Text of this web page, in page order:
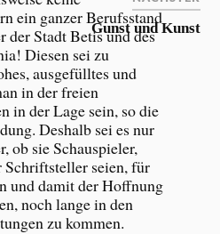
ein ganzer Berufsstand
der Stadt Betis und des
Diesen sei zu
ausgefülltes und
in der freien
in der Lage sein, so die
Deshalb sei es nur
ob sie Schauspieler,
seien, für
und damit der Hoffnung
noch lange in den
zu kommen.
Gunst und Kunst